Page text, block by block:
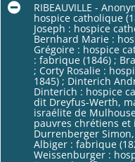
RIBEAUVILLE -
hospice catholique
Joseph : hospice
Bernhard Marie :
Grégoire : hospice
: fabrique (1846) ;
; Corty Rosalie :
1845) ; Dinterich
Dinterich : hospice
dit Dreyfus-Werth,
israélite de
pauvres chrétiens et
Durrenberger
Albiger : fabrique
Weissenburger :